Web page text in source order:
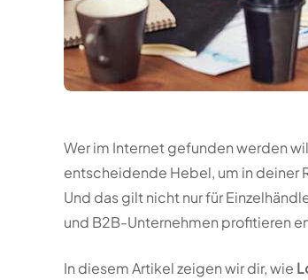
Wer im Internet gefunden werden
entscheidende Hebel, um in deiner
Und das gilt nicht nur für
und B2B-Unternehmen profitieren
In diesem Artikel zeigen wir dir, wie